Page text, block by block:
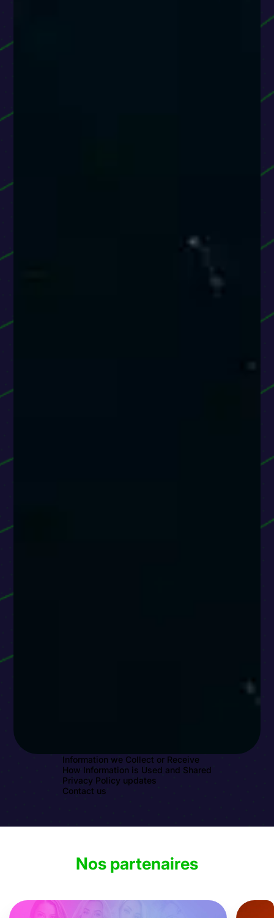
Information we Collect or Receive
How Information is Used and Shared
Privacy Policy updates
Contact us
Nos partenaires